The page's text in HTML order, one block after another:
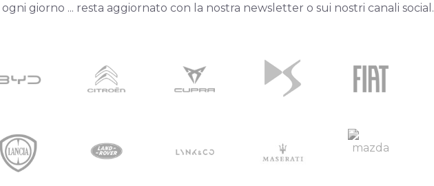
giorno ... resta aggiornato con la nostra newsletter o sui nostri canali social.